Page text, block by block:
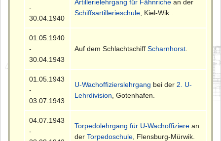
-
30.04.1940
Artillerielehrgang für Fähnriche an der
Schiffsartillerieschule , Kiel-Wik .
01.05.1940
-
30.04.1943
Auf dem SchlachtschiffScharnhorst
01.05.1943
-
03.07.1943
U-Wachoffizierslehrgang bei der 2. U-
Lehrdivision , Gotenhafen.
04.07.1943
-
Torpedolehrgang für U-Wachoffiziere an
derTorpedoschule , Flensburg-Mürwik.